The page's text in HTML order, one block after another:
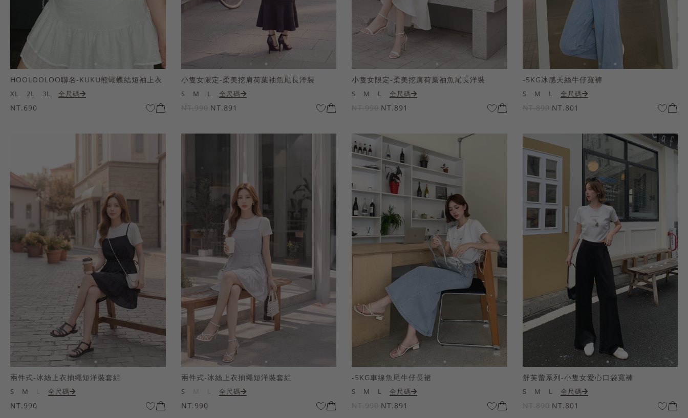
HOOLOOLOO聯名-KUKU熊蝴蝶結短袖上衣
XL 2L 3L 全尺碼
NT.690
小隻女限定-柔美挖肩荷葉袖魚尾長洋裝
S M L 全尺碼
NT.990 NT.891
小隻女限定-柔美挖肩荷葉袖魚尾長洋裝
S M L 全尺碼
NT.990 NT.891
-5KG冰感天絲牛仔寬褲
S M L 全尺碼
NT.890 NT.801
兩件式-冰絲上衣抽繩短洋裝套組
S M 全尺碼
NT.990
兩件式-冰絲上衣抽繩短洋裝套組
S 全尺碼
NT.990
-5KG車線魚尾牛仔長裙
S M L 全尺碼
NT.990 NT.891
舒芙蕾系列-小隻女愛心口袋寬褲
S M L 全尺碼
NT.890 NT.801